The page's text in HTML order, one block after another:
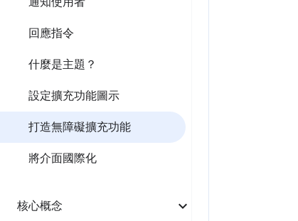
回應指令
什麼是主題？
設定擴充功能圖示
打造無障礙擴充功能
將介面國際化
核心概念